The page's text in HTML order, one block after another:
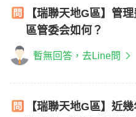
【瑞聯天地G區】管
區管委会如何？
暫無回答，去Line問
【瑞聯天地G區】近